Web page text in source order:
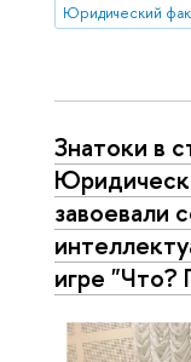
Юридический
Знатоки в
завоевали
игре "Что?